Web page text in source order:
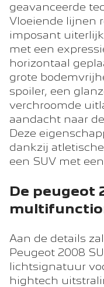
geavanceerde
Vloeiende lijnen
imposant
met een
horizontaal
grote
spoiler, een
verchroomde
aandacht naar
Deze
dankzij
een SUV met
De peugeot
Aan de details
Peugeot 2008
lichtsignatuur
hightech